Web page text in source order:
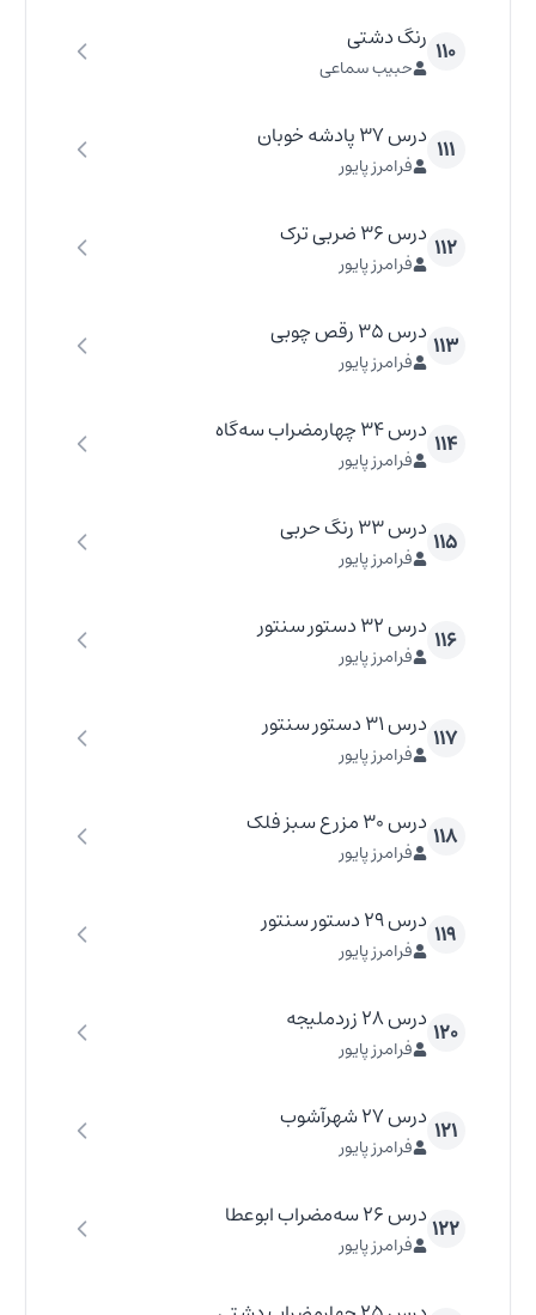
۱۱۰ رنگ دشتی
حبیب سماعی
۱۱۱ درس ۳۷ پادشه خوبان
فرامرز پایور
۱۱۲ درس ۳۶ ضربی ترک
فرامرز پایور
۱۱۳ درس ۳۵ رقص چوبی
فرامرز پایور
۱۱۴ درس ۳۴ چهارمضراب سه‌گاه
فرامرز پایور
۱۱۵ درس ۳۳ رنگ حربی
فرامرز پایور
۱۱۶ درس ۳۲ دستور سنتور
فرامرز پایور
۱۱۷ درس ۳۱ دستور سنتور
فرامرز پایور
۱۱۸ درس ۳۰ مزرع سبز فلک
فرامرز پایور
۱۱۹ درس ۲۹ دستور سنتور
فرامرز پایور
۱۲۰ درس ۲۸ زردملیجه
فرامرز پایور
۱۲۱ درس ۲۷ شهرآشوب
فرامرز پایور
۱۲۲درس ۲۶ سه‌مضراب ابوعطا
فرامرز پایور